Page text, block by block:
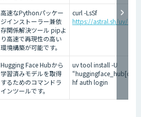
高速なPythonパッケー
ジインストーラー兼依
存関係解決ツール pipよ
り高速で再現性の高い
環境構築が可能です。
curl -LsSf
https://astral.sh/uv/
Hugging Face Hubから
学習済みモデルを取得
するためのコマンドラ
インツールです。
uv tool install -U
hf auth login